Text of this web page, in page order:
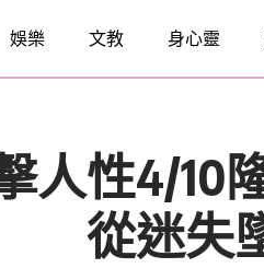
娛樂 文教 身心靈
人性4/10
浴